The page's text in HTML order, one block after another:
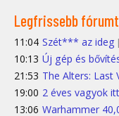
Legfrissebb
11:04 Szét*** az ideg
10:13 Új gép és
21:53 The Alters: Last
19:00 2 éves vagyok
13:06 Warhammer